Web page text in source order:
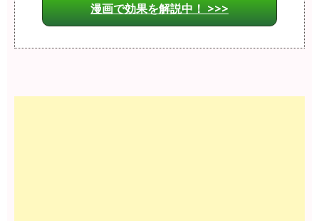
漫画で効果を解説中！ >>>